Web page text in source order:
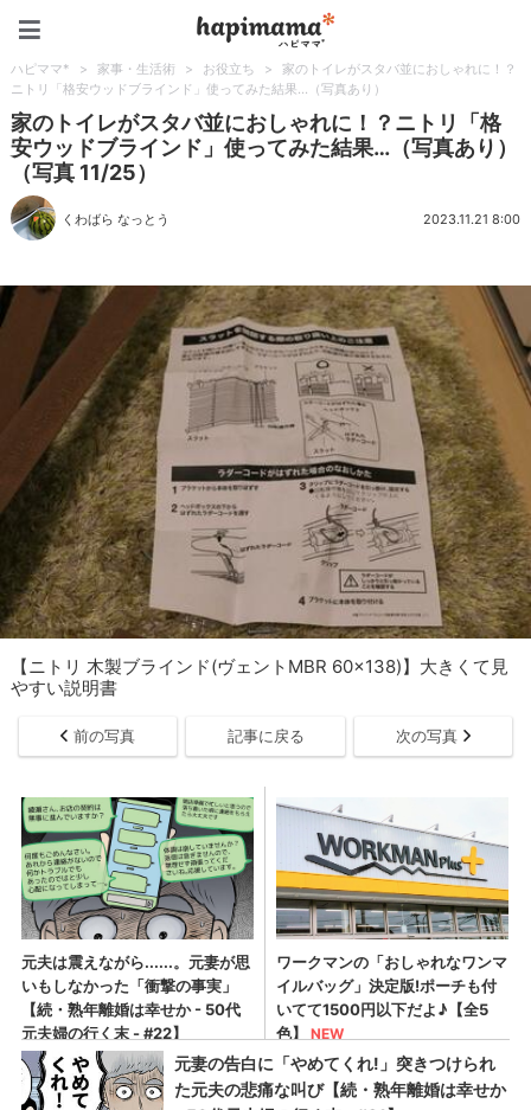
ハピママ* > 家事・生活術 > お役立ち >
家のトイレがスタバ並におしゃれに！？
ニトリ「格安ウッドブラインド」使ってみた結果…（写真あり）
家のトイレがスタバ並におしゃれに！？ニトリ「格
安ウッドブラインド」使ってみた結果…（写真あり）
（写真 11/25）
くわばら なっとう 2023.11.21 8:00
【ニトリ 木製ブラインド(ヴェントMBR 60x138)】大きくて見
やすい説明書
前の写真 記事に戻る 次の写真